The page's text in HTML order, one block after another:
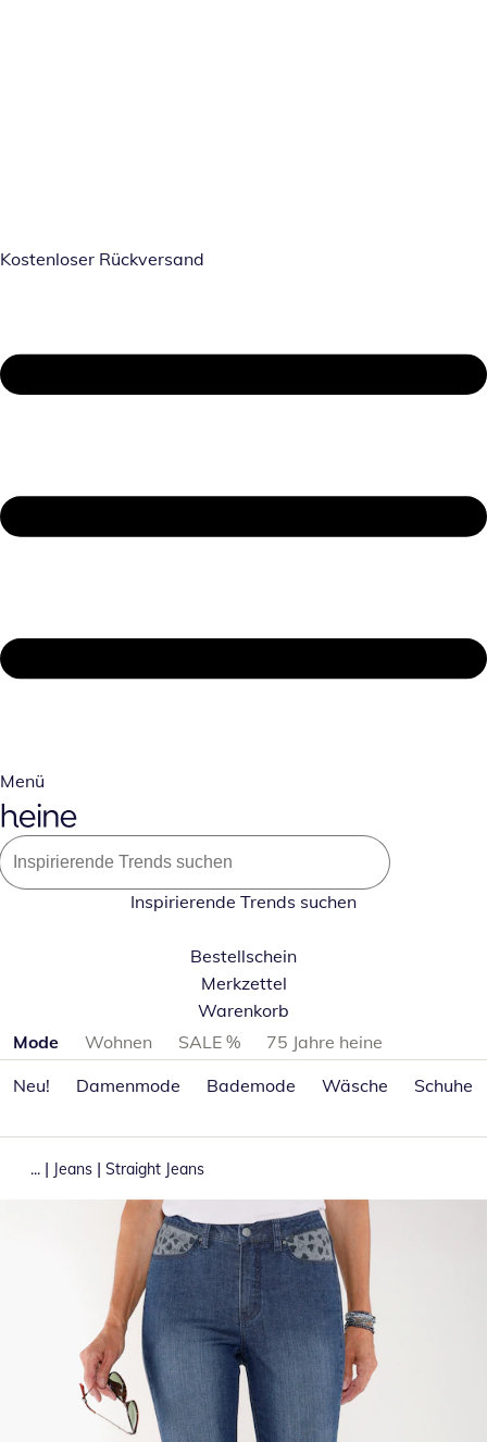
Kostenloser Rückversand
Menü
Inspirierende Trends suchen
Bestellschein
Merkzettel
Warenkorb
Produktkategorien überspringen
Mode Wohnen SALE %
75 Jahre heine
Neu!
Damenmode Bademode Wäsche Schuhe
... | Jeans | Straight Jeans